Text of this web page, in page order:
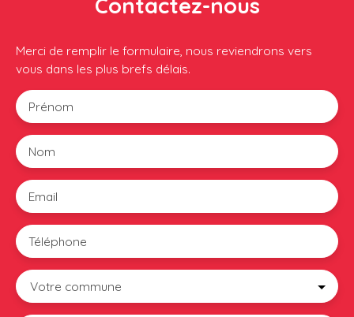
Merci de remplir le formulaire, nous reviendrons vers
vous dans les plus brefs délais.
Prénom
Nom
Email
Téléphone
Votre commune